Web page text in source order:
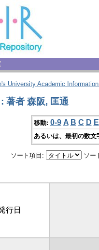
University Academic
著者 森阪, 匡通
移動: 0-9 A B C D E
あるいは、最初の数
ソート項目: ソー
行日